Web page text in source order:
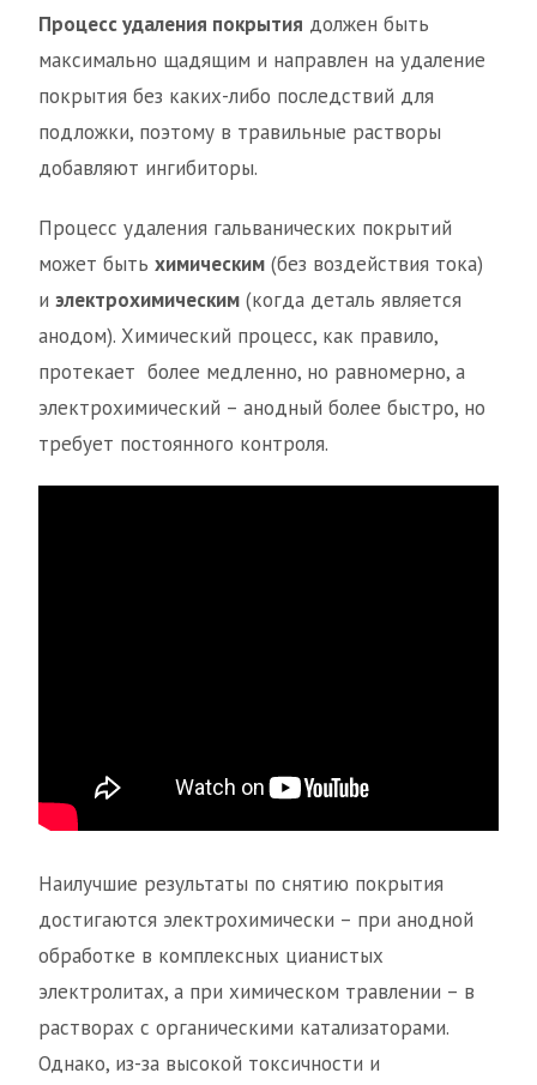
Процесс удаления покрытия должен быть
максимально щадящим и направлен на удаление
покрытия без каких-либо последствий для
подложки, поэтому в травильные растворы
добавляют ингибиторы.
Процесс удаления гальванических покрытий
может быть химическим (без воздействия тока)
и электрохимическим (когда деталь является
анодом). Химический процесс, как правило,
протекает более медленно, но равномерно, а
электрохимический – анодный более быстро, но
требует постоянного контроля.
Наилучшие результаты по снятию покрытия
достигаются электрохимически – при анодной
обработке в комплексных цианистых
электролитах, а при химическом травлении – в
растворах с органическими катализаторами.
Однако, из-за высокой токсичности и